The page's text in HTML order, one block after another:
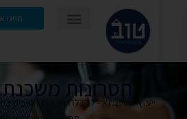
חייגו אלינו
חסרונות משכנתא
ייעוץ משכנתא - לקבלת תנאים הטובים ביותר»